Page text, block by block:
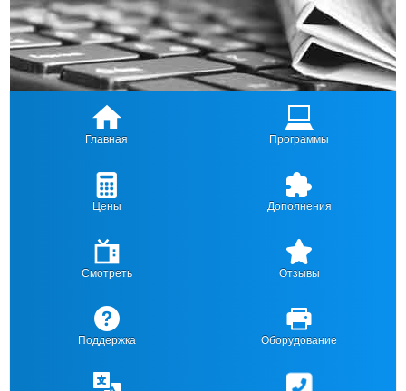
Главная Программы
Цены Дополнения
Смотреть Отзывы
Поддержка Оборудование